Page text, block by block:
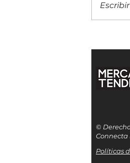
IX
©
Connecta
Políticas